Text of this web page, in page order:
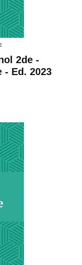
2de -
- Ed. 2023